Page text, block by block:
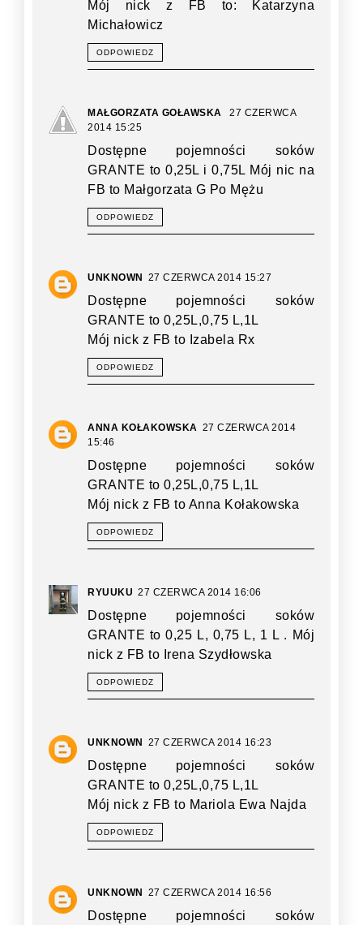
Mój nick z FB to: Katarzyna
Michałowicz
ODPOWIEDZ
MAŁGORZATA GOŁAWSKA
27 CZERWCA
2014 15:25
Dostępne pojemności soków
GRANTE to 0,25L i 0,75L Mój nic na
FB to Małgorzata G Po Mężu
ODPOWIEDZ
UNKNOWN 27 CZERWCA 2014 15:27
Dostępne pojemności soków
GRANTE to 0,25L,0,75 L,1L
Mój nick z FB to Izabela Rx
ODPOWIEDZ
ANNA KOŁAKOWSKA 27 CZERWCA 2014
15:46
Dostępne pojemności soków
GRANTE to 0,25L,0,75 L,1L
Mój nick z FB to Anna Kołakowska
ODPOWIEDZ
RYUUKU 27 CZERWCA 2014 16:06
Dostępne pojemności soków
GRANTE to 0,25 L, 0,75 L, 1 L . Mój
nick z FB to Irena Szydłowska
ODPOWIEDZ
UNKNOWN 27 CZERWCA 2014 16:23
Dostępne pojemności soków
GRANTE to 0,25L,0,75 L,1L
Mój nick z FB to Mariola Ewa Najda
ODPOWIEDZ
UNKNOWN 27 CZERWCA 2014 16:56
Dostępne pojemności soków